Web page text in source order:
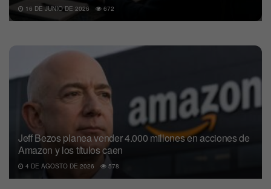
16 DE JUNIO DE 2026 672
Jeff Bezos planea vender 4.000 millones en acciones de
Amazon y los títulos caen
4 DE AGOSTO DE 2026 578